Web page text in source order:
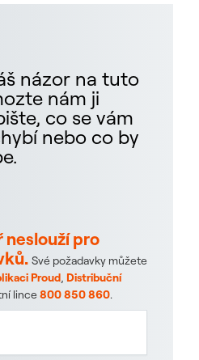
názor na tuto
nám ji
co se vám
nebo co by
neslouží pro
Své požadavky můžete
Proud, Distribuční
lince800 850 860.